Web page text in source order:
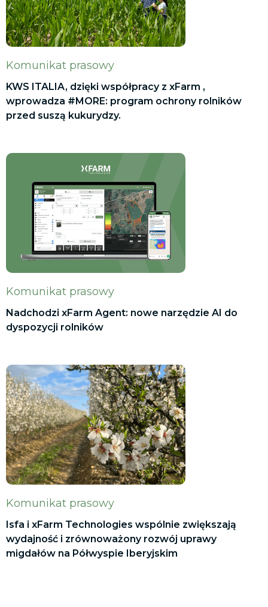
Komunikat prasowy
KWS ITALIA, dzięki współpracy z xFarm ,
wprowadza #MORE: program ochrony rolników
przed suszą kukurydzy.
Komunikat prasowy
Nadchodzi xFarm Agent: nowe narzędzie AI do
dyspozycji rolników
Komunikat prasowy
Isfa i xFarm Technologies wspólnie zwiększają
wydajność i zrównoważony rozwój uprawy
migdałów na Półwyspie Iberyjskim